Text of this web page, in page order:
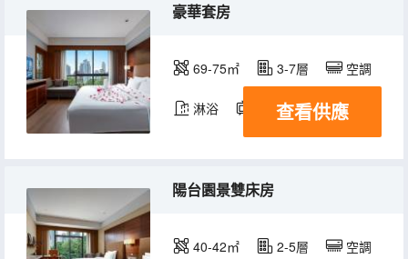
豪華套房
69-75㎡ 3-7層 空調
淋浴 電視機 冰箱
查看供應
陽台園景雙床房
40-42㎡ 2-5層 空調